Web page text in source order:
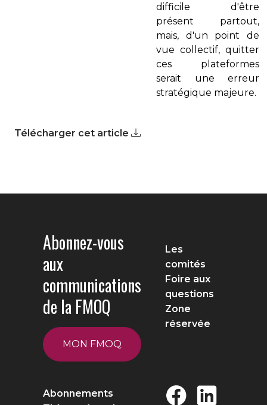
difficile d'être
présent partout,
mais, d'un point de
vue collectif, quitter
ces plateformes
serait une erreur
stratégique majeure.
Télécharger cet article
Abonnez-vous
aux
communications
de la FMOQ
MON FMOQ
Les
comités
Foire aux
questions
Zone
réservée
Abonnements